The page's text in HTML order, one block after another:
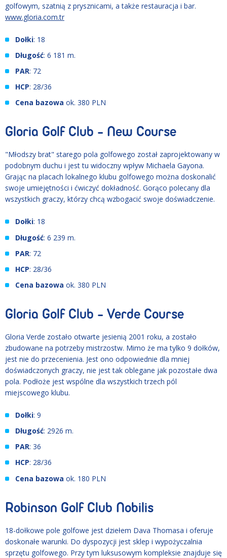
golfowym, szatnią z prysznicami, a także restauracja i bar.
www.gloria.com.tr
Dołki: 18
Długość: 6 181 m.
PAR: 72
HCP: 28/36
Cena bazowa ok. 380 PLN
Gloria Golf Club - New Course
"Młodszy brat" starego pola golfowego został zaprojektowany w
podobnym duchu i jest tu widoczny wpływ Michaela Gayona.
Grając na placach lokalnego klubu golfowego można doskonalić
swoje umiejętności i ćwiczyć dokładność. Gorąco polecany dla
wszystkich graczy, którzy chcą wzbogacić swoje doświadczenie.
Dołki: 18
Długość: 6 239 m.
PAR: 72
HCP: 28/36
Cena bazowa ok. 380 PLN
Gloria Golf Club - Verde Course
Gloria Verde zostało otwarte jesienią 2001 roku, a zostało
zbudowane na potrzeby mistrzostw. Mimo że ma tylko 9 dołków,
jest nie do przecenienia. Jest ono odpowiednie dla mniej
doświadczonych graczy, nie jest tak oblegane jak pozostałe dwa
pola. Podłoże jest wspólne dla wszystkich trzech pól
miejscowego klubu.
Dołki: 9
Długość: 2926 m.
PAR: 36
HCP: 28/36
Cena bazowa ok. 180 PLN
Robinson Golf Club Nobilis
18-dołkowe pole golfowe jest dziełem Dava Thomasa i oferuje
doskonałe warunki. Do dyspozycji jest sklep i wypożyczalnia
sprzętu golfowego. Przy tym luksusowym kompleksie znajduje się